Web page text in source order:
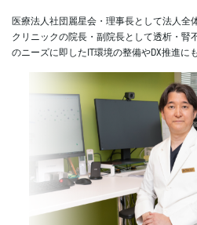
医療法人社団麗星会・理事長として法人全
クリニックの院長・副院長として透析・腎
のニーズに即したIT環境の整備やDX推進に